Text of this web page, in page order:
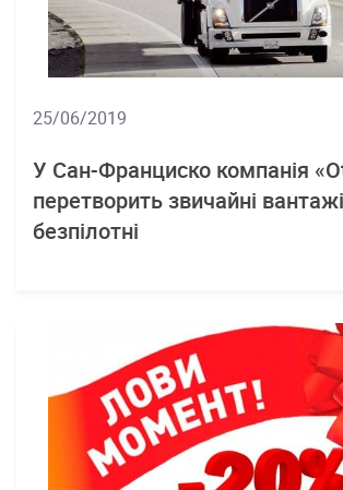
25/06/2019
У Сан-Франциско компанія
перетворить звичайні
безпілотні